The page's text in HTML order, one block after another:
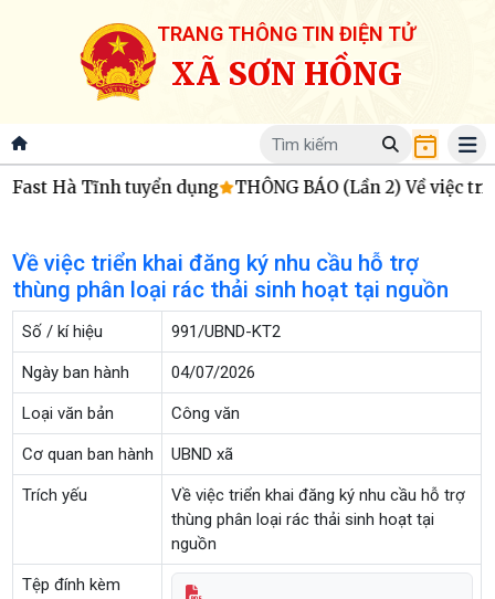
TRANG THÔNG TIN ĐIỆN TỬ
XÃ SƠN HỒNG
Hà Tĩnh tuyển dụng THÔNG BÁO (Lần 2) Về việc
Về việc triển khai đăng ký nhu cầu hỗ trợ
thùng phân loại rác thải sinh hoạt tại nguồn
Số / kí hiệu 991/UBND-KT2
Ngày ban hành 04/07/2026
Loại văn bản Công văn
Cơ quan ban hành UBND xã
Trích yếu
Về việc triển khai đăng ký nhu cầu hỗ trợ
thùng phân loại rác thải sinh hoạt tại
nguồn
Tệp đính kèm